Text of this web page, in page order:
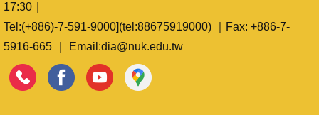
17:30｜
Tel:(+886)-7-591-9000](tel:88675919000) ｜Fax: +886-7-
5916-665 ｜ Email:dia@nuk.edu.tw